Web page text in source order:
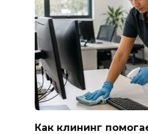
Как клининг